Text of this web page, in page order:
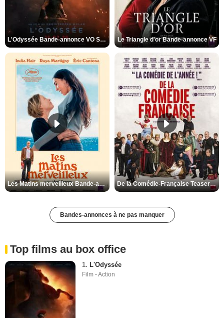
L'Odyssée Bande-annonce VO STFR Le Triangle d'or Bande-annonce VF
Les Matins merveilleux Bande-annonce VF De la Comédie-Française Teaser VF
Bandes-annonces à ne pas manquer
Top films au box office
1. L'Odyssée
Film - Action